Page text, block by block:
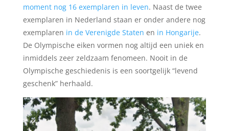
moment nog 16 exemplaren in leven. Naast de twee
exemplaren in Nederland staan er onder andere nog
exemplaren in de Verenigde Staten en in Hongarije.
De Olympische eiken vormen nog altijd een uniek en
inmiddels zeer zeldzaam fenomeen. Nooit in de
Olympische geschiedenis is een soortgelijk “levend
geschenk” herhaald.